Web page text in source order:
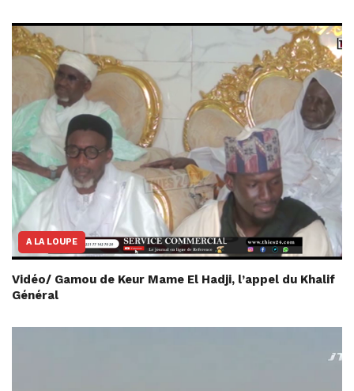
A LA LOUPE
Vidéo/ Gamou de Keur Mame El Hadji, l’appel du Khalif
Général